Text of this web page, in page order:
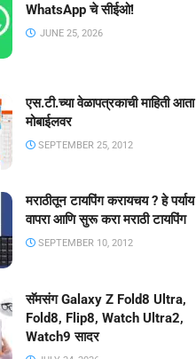
WhatsApp चे सीईओ!
JUNE 25, 2026
एस.टी.च्या वेळापत्रकाची माहिती आता
मोबाईलवर
SEPTEMBER 25, 2012
मराठीतून टायपिंग करायचय ? हे पर्याय
वापरा आणि सुरू करा मराठी टायपिंग
SEPTEMBER 10, 2012
सॅमसंग Galaxy Z Fold8 Ultra,
Fold8, Flip8, Watch Ultra2,
Watch9 सादर